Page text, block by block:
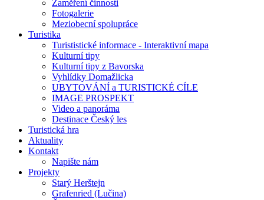
Zaměření činnosti
Fotogalerie
Meziobecní spolupráce
Turistika
Turististické informace - Interaktivní mapa
Kulturní tipy
Kulturní tipy z Bavorska
Vyhlídky Domažlicka
UBYTOVÁNÍ a TURISTICKÉ CÍLE
IMAGE PROSPEKT
Video a panoráma
Destinace Český les
Turistická hra
Aktuality
Kontakt
Napište nám
Projekty
Starý Herštejn
Grafenried (Lučina)